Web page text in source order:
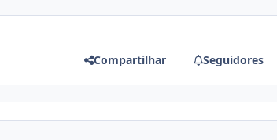
Compartilhar Seguidores